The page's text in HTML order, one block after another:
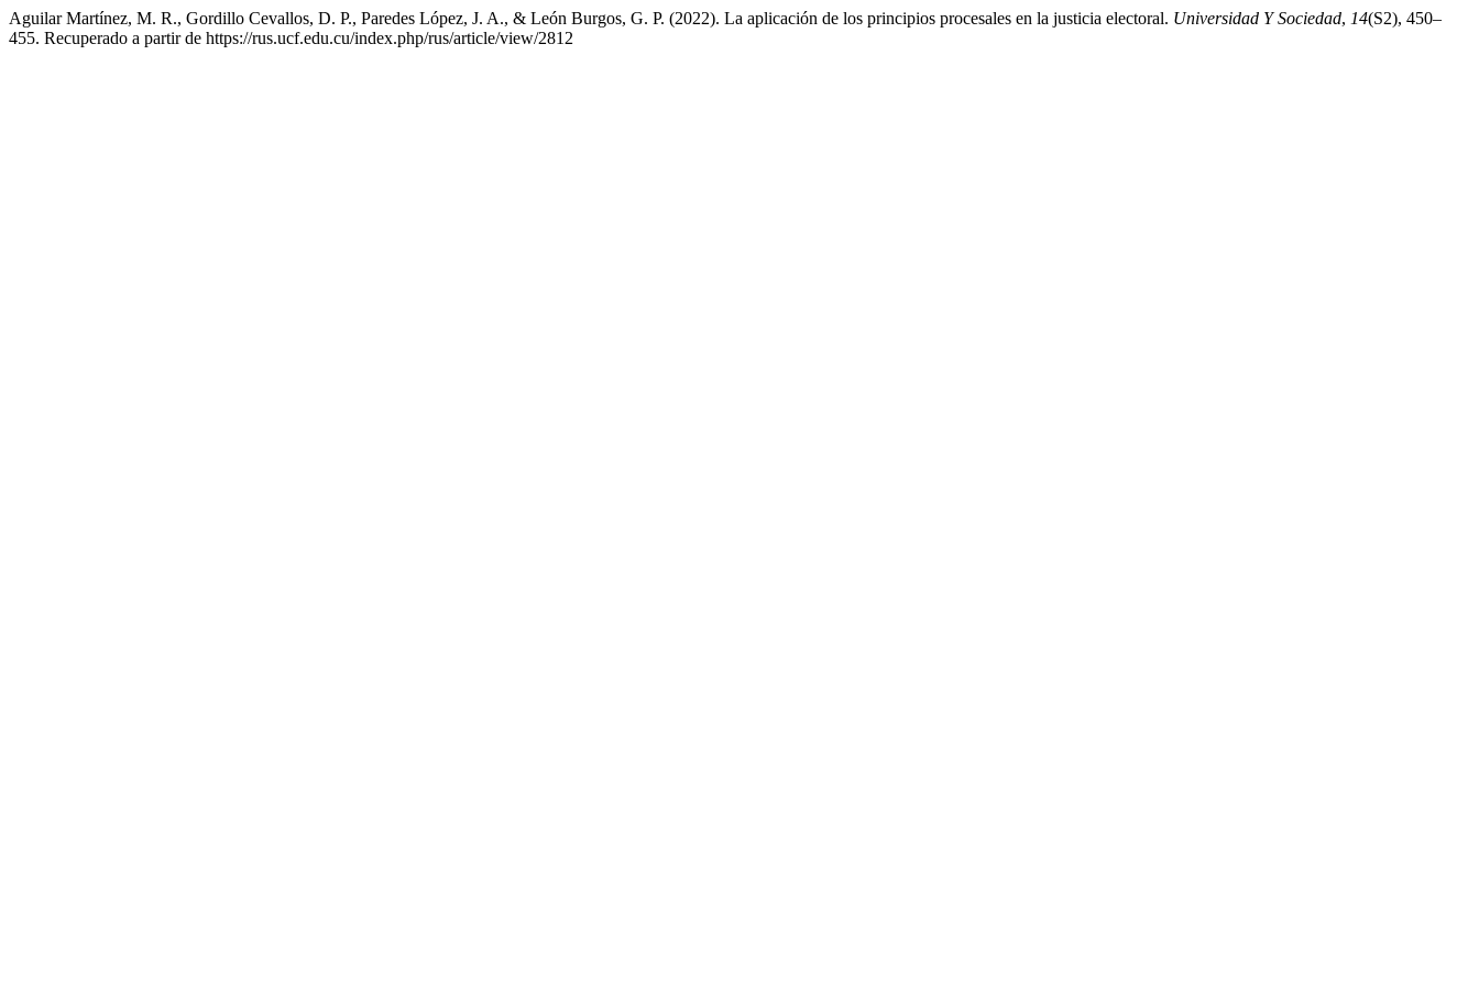
Aguilar Martínez, M. R., Gordillo Cevallos, D. P., Paredes López, J. A., & León Burgos, G. P. (2022). La aplicación de los principios procesales en la justicia electoral. Universidad Y Sociedad, 14(S2), 450–
455. Recuperado a partir de https://rus.ucf.edu.cu/index.php/rus/article/view/2812